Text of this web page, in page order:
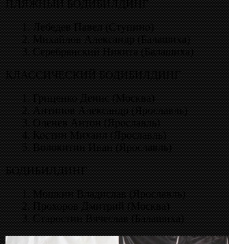
ПЛЯЖНЫЙ БОДИБИЛДИНГ
Лебедев Павел (Ступино)
Михайлов Александр (Балашиха)
Серебрянский Никита (Балашиха)
КЛАССИЧЕСКИЙ БОДИБИЛДИНГ
Гриценко Денис (Москва)
Антипов Александр (Ярославль)
Оленев Антон (Ярославль)
Костин Михаил (Ярославль)
Волокитин Иван (Ярославль)
БОДИБИЛДИНГ
Мошкин Владислав (Ярославль)
Прохоров Дмитрий (Москва)
Старостин Вячеслав (Балашиха)